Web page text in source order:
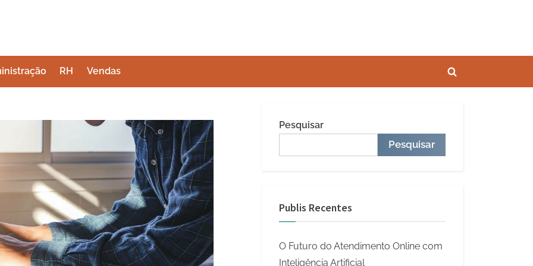
RH Vendas
Toggle
Pesquisar
Pesquisar
Publis Recentes
O Futuro do Atendimento Online com
Inteligência Artificial